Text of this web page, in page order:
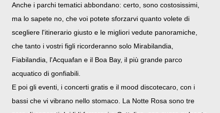
Anche i parchi tematici abbondano: certo, sono costosissimi,
ma lo sapete no, che voi potete sforzarvi quanto volete di
scegliere l'itinerario giusto e le migliori vedute panoramiche,
che tanto i vostri figli ricorderanno solo Mirabilandia,
Fiabilandia, l'Acquafan e il Boa Bay, il più grande parco
acquatico di gonfiabili.
E poi gli eventi, i concerti gratis e il mood discotecaro, con i
bassi che vi vibrano nello stomaco. La Notte Rosa sono tre